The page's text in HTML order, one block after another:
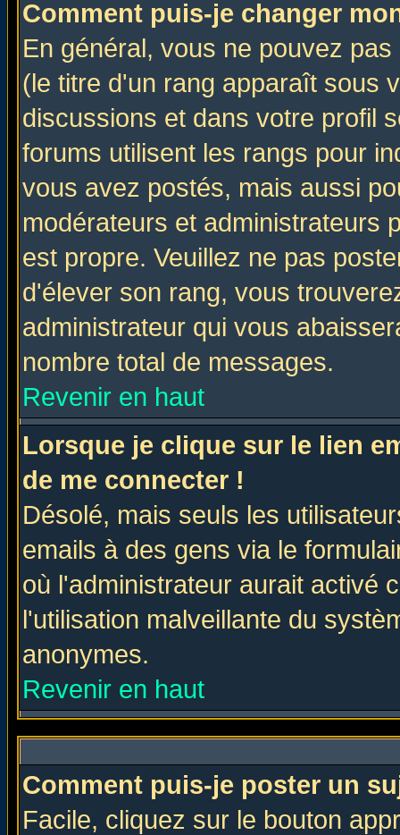
Comment puis-je changer
En général, vous ne pouvez
(le titre d'un rang apparaît sous
discussions et dans votre profil
forums utilisent les rangs pour
vous avez postés, mais aussi
modérateurs et administrateurs
est propre. Veuillez ne pas
d'élever son rang, vous
administrateur qui vous
nombre total de messages.
Revenir en haut
Lorsque je clique sur le lien
de me connecter !
Désolé, mais seuls les
emails à des gens via le
où l'administrateur aurait activé
l'utilisation malveillante du
anonymes.
Revenir en haut
Comment puis-je poster un
Facile, cliquez sur le bouton